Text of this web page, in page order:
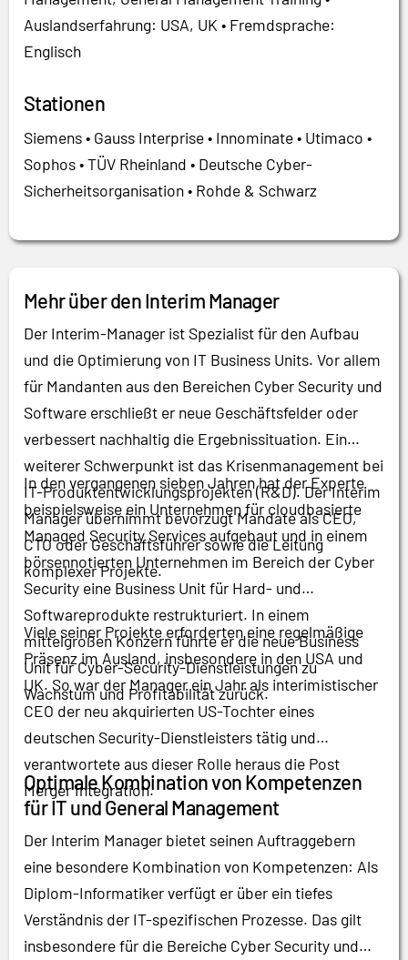
Auslandserfahrung: USA, UK • Fremdsprache:
Englisch
Stationen
Siemens • Gauss Interprise • Innominate • Utimaco •
Sophos • TÜV Rheinland • Deutsche Cyber-
Sicherheitsorganisation • Rohde & Schwarz
Mehr über den Interim Manager
Der Interim-Manager ist Spezialist für den Aufbau
und die Optimierung von IT Business Units. Vor allem
für Mandanten aus den Bereichen Cyber Security und
Software erschließt er neue Geschäftsfelder oder
verbessert nachhaltig die Ergebnissituation. Ein
weiterer Schwerpunkt ist das Krisenmanagement bei
IT-Produktentwicklungsprojekten (R&D). Der Interim
Manager übernimmt bevorzugt Mandate als CEO,
CTO oder Geschäftsführer sowie die Leitung
komplexer Projekte.
In den vergangenen sieben Jahren hat der Experte
beispielsweise ein Unternehmen für cloudbasierte
Managed Security Services aufgebaut und in einem
börsennotierten Unternehmen im Bereich der Cyber
Security eine Business Unit für Hard- und
Softwareprodukte restrukturiert. In einem
mittelgroßen Konzern führte er die neue Business
Unit für Cyber-Security-Dienstleistungen zu
Wachstum und Profitabilität zurück.
Viele seiner Projekte erforderten eine regelmäßige
Präsenz im Ausland, insbesondere in den USA und
UK. So war der Manager ein Jahr als interimistischer
CEO der neu akquirierten US-Tochter eines
deutschen Security-Dienstleisters tätig und
verantwortete aus dieser Rolle heraus die Post
Merger Integration.
Optimale Kombination von Kompetenzen
für IT und General Management
Der Interim Manager bietet seinen Auftraggebern
eine besondere Kombination von Kompetenzen: Als
Diplom-Informatiker verfügt er über ein tiefes
Verständnis der IT-spezifischen Prozesse. Das gilt
insbesondere für die Bereiche Cyber Security und